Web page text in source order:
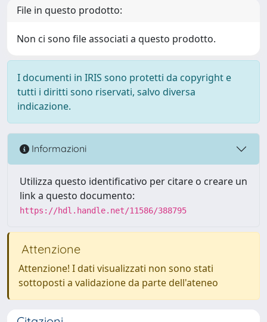
File in questo prodotto:
Non ci sono file associati a questo prodotto.
I documenti in IRIS sono protetti da copyright e
tutti i diritti sono riservati, salvo diversa
indicazione.
Informazioni
Utilizza questo identificativo per citare o creare un
link a questo documento:
https://hdl.handle.net/11586/388795
Attenzione
Attenzione! I dati visualizzati non sono stati
sottoposti a validazione da parte dell'ateneo